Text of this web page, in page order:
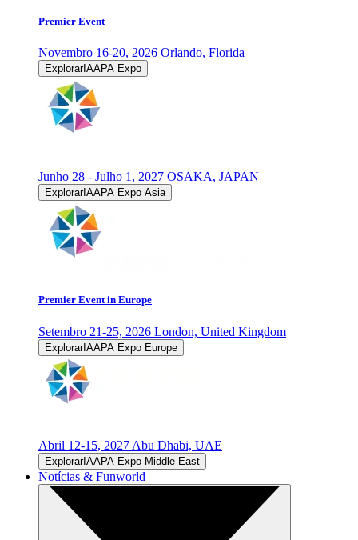
Premier Event
Novembro 16-20, 2026 Orlando, Florida
ExplorarIAAPA Expo
Junho 28 - Julho 1, 2027 OSAKA, JAPAN
ExplorarIAAPA Expo Asia
Premier Event in Europe
Setembro 21-25, 2026 London, United Kingdom
ExplorarIAAPA Expo Europe
Abril 12-15, 2027 Abu Dhabi, UAE
ExplorarIAAPA Expo Middle East
Notícias & Funworld